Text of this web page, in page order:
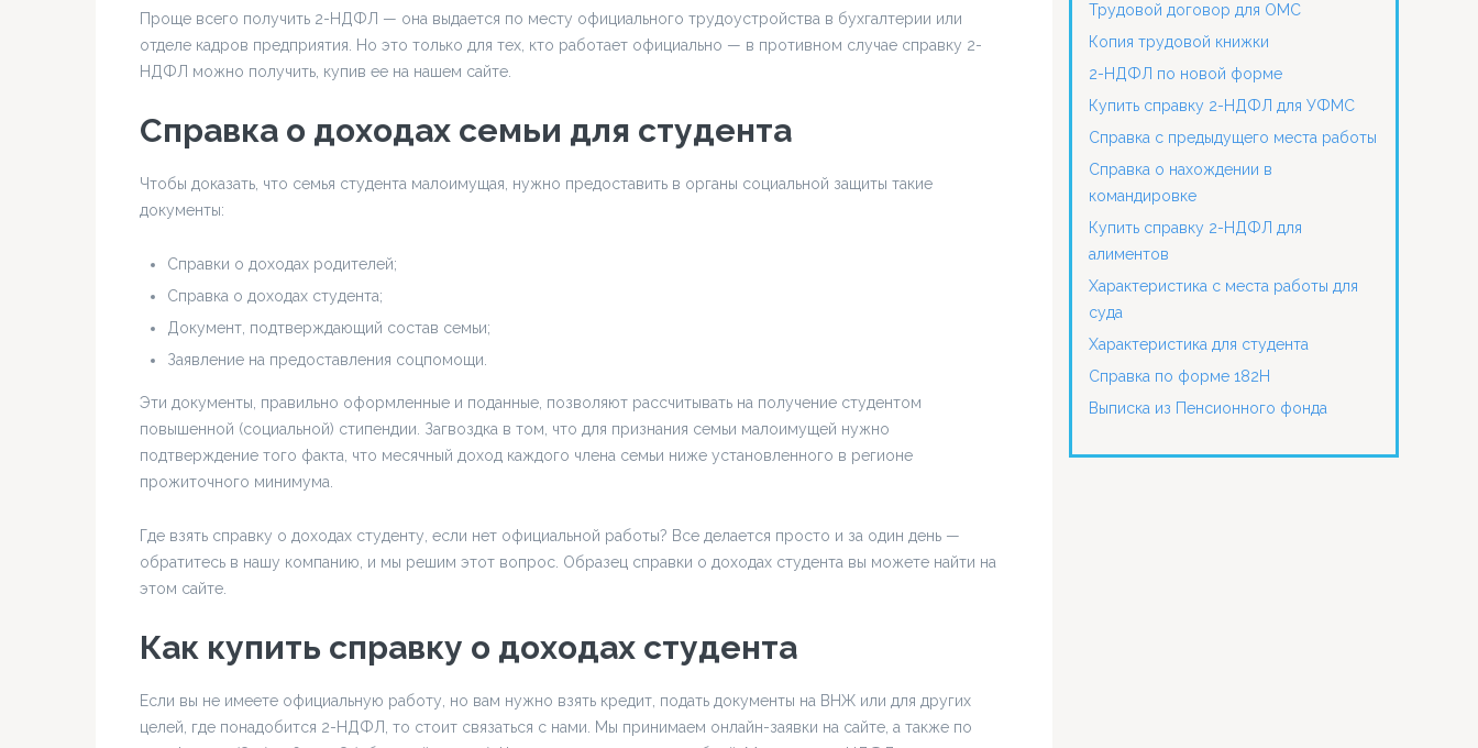
Проще всего получить 2-НДФЛ — она выдается по месту официального трудоустройства в бухгалтерии или
отделе кадров предприятия. Но это только для тех, кто работает официально — в противном случае справку 2-
НДФЛ можно получить, купив ее на нашем сайте.
Справка о доходах семьи для студента
Чтобы доказать, что семья студента малоимущая, нужно предоставить в органы социальной защиты такие
документы:
Справки о доходах родителей;
Справка о доходах студента;
Документ, подтверждающий состав семьи;
Заявление на предоставления соцпомощи.
Эти документы, правильно оформленные и поданные, позволяют рассчитывать на получение студентом
повышенной (социальной) стипендии. Загвоздка в том, что для признания семьи малоимущей нужно
подтверждение того факта, что месячный доход каждого члена семьи ниже установленного в регионе
прожиточного минимума.
Где взять справку о доходах студенту, если нет официальной работы? Все делается просто и за один день —
обратитесь в нашу компанию, и мы решим этот вопрос. Образец справки о доходах студента вы можете найти на
этом сайте.
Как купить справку о доходах студента
Если вы не имеете официальную работу, но вам нужно взять кредит, подать документы на ВНЖ или для других
целей, где понадобится 2-НДФЛ, то стоит связаться с нами. Мы принимаем онлайн-заявки на сайте, а также по
Трудовой договор для ОМС
Копия трудовой книжки
2-НДФЛ по новой форме
Купить справку 2-НДФЛ для УФМС
Справка с предыдущего места работы
Справка о нахождении в
командировке
Купить справку 2-НДФЛ для
алиментов
Характеристика с места работы для
суда
Характеристика для студента
Справка по форме 182Н
Выписка из Пенсионного фонда